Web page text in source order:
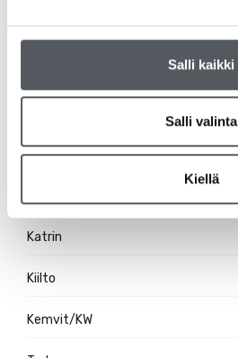
Salli kaikki
Salli valinta
Kiellä
Pesuaineet
Siivousvälineet
Katrin
Kiilto
Kemvit/KW